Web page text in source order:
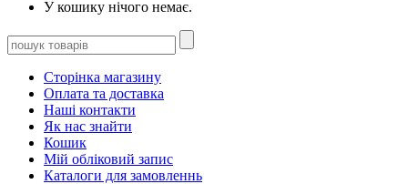
У кошику нічого немає.
Сторінка магазину
Оплата та доставка
Наші контакти
Як нас знайти
Кошик
Мій обліковий запис
Каталоги для замовленнь